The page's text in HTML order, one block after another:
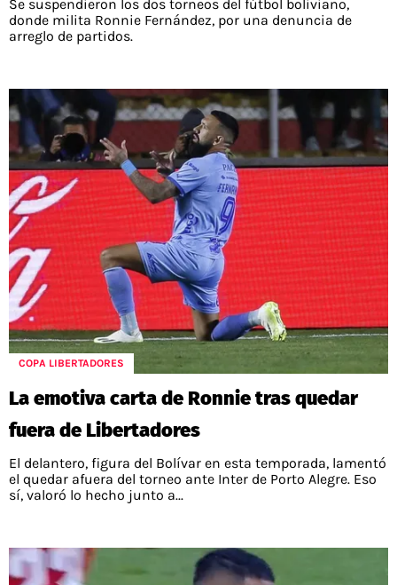
Se suspendieron los dos torneos del fútbol boliviano,
donde milita Ronnie Fernández, por una denuncia de
arreglo de partidos.
COPA LIBERTADORES
La emotiva carta de Ronnie tras quedar
fuera de Libertadores
El delantero, figura del Bolívar en esta temporada, lamentó
el quedar afuera del torneo ante Inter de Porto Alegre. Eso
sí, valoró lo hecho junto a...